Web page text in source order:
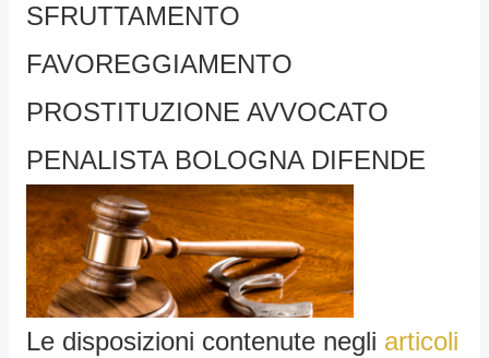
SFRUTTAMENTO
FAVOREGGIAMENTO
PROSTITUZIONE AVVOCATO
PENALISTA BOLOGNA DIFENDE
Le disposizioni contenute negli articoli